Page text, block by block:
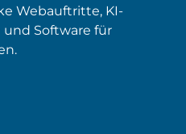
Webauftritte, KI-
Software für